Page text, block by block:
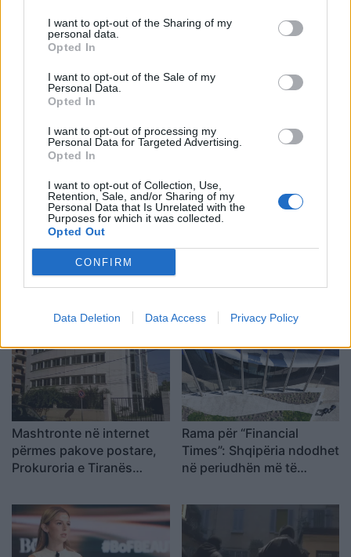
I want to opt-out of the Sharing of my
personal data.
Opted In
I want to opt-out of the Sale of my
Personal Data.
Opted In
I want to opt-out of processing my
Personal Data for Targeted Advertising.
Opted In
I want to opt-out of Collection, Use,
Retention, Sale, and/or Sharing of my
Personal Data that Is Unrelated with the
Purposes for which it was collected.
Opted Out
CONFIRM
Data Deletion Data Access Privacy Policy
SafeJournalists
kundërshton rregullat e
reja të GJKKO-së për
median: Të rishikohen
kufizimet ndaj gazetarëve
dhe informimit publik
Nënë e bir humbën jetën
në aksidentin tragjik/
por fati u kishte rezervuar
udhëtimin e fundit (FOTO)
Vala përvëluese godet
Europën, temperatura
rekord dhe mijëra jetë të
Europa nën pushtetin e të
shpall alarm të kuq në të
Austria dhe Sllovakia,
Mashtronte në internet
përmes pakove postare,
Prokuroria e Tiranës
nigerianin
Rama për “Financial
Times”: Shqipëria ndodhet
në periudhën më të